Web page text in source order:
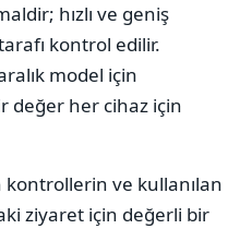
hızlı ve geniş
kontrol edilir.
model için
değer her cihaz için
ve kullanılan
ziyaret için değerli bir